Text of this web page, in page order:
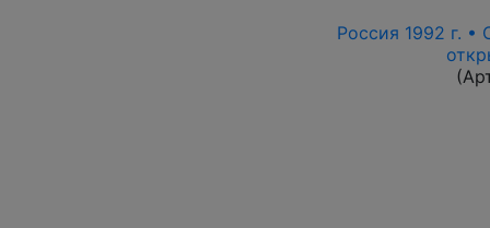
Россия 1992 г. •